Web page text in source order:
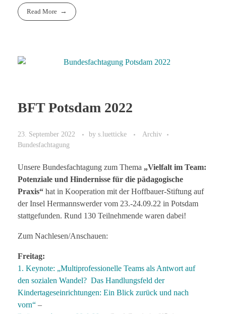
Read More
BFT Potsdam 2022
23. September 2022 by s.luetticke
Archiv
Bundesfachtagung
Unsere Bundesfachtagung zum Thema „Vielfalt im Team:
Potenziale und Hindernisse für die pädagogische
Praxis“ hat in Kooperation mit der Hoffbauer-Stiftung auf
der Insel Hermannswerder vom 23.-24.09.22 in Potsdam
stattgefunden. Rund 130 Teilnehmende waren dabei!
Zum Nachlesen/Anschauen:
Freitag:
1. Keynote: „Multiprofessionelle Teams als Antwort auf
den sozialen Wandel? Das Handlungsfeld der
Kindertageseinrichtungen: Ein Blick zurück und nach
vorn“ –